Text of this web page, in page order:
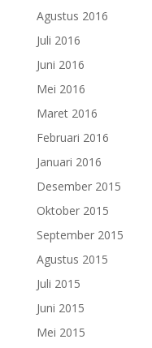
Agustus 2016
Juli 2016
Juni 2016
Mei 2016
Maret 2016
Februari 2016
Januari 2016
Desember 2015
Oktober 2015
September 2015
Agustus 2015
Juli 2015
Juni 2015
Mei 2015